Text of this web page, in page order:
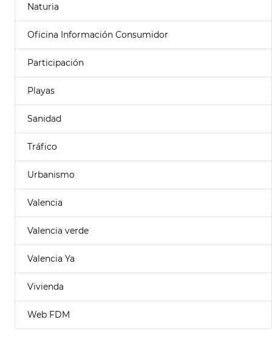
Naturia
Oficina Información Consumidor
Participación
Playas
Sanidad
Tráfico
Urbanismo
Valencia
Valencia verde
Valencia Ya
Vivienda
Web FDM